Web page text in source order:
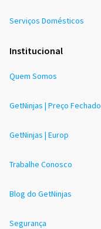
Serviços Domésticos
Institucional
Quem Somos
GetNinjas | Preço Fechado
GetNinjas | Europ
Trabalhe Conosco
Blog do GetNinjas
Segurança